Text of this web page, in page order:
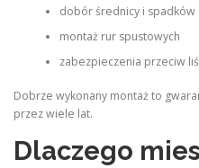
dobór średnicy i spadków
montaż rur spustowych
zabezpieczenia przeciw
Dobrze wykonany montaż to
przez wiele lat.
Dlaczego